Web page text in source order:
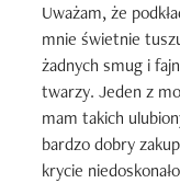
Uważam, że
mnie świetnie
żadnych smug i
twarzy. Jeden z
mam takich
bardzo dobry
krycie